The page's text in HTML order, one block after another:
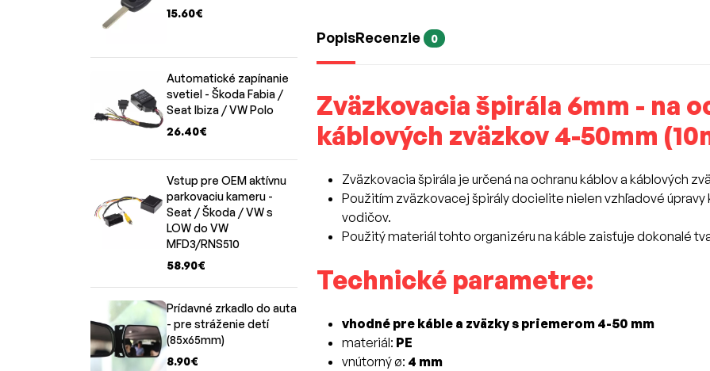
15.60€
Automatické zapínanie
svetiel - Škoda Fabia /
Seat Ibiza / VW Polo
26.40€
Vstup pre OEM aktívnu
parkovaciu kameru -
Seat / Škoda / VW s
LOW do VW
MFD3/RNS510
58.90€
Prídavné zrkadlo do auta
- pre stráženie detí
(85x65mm)
8.90€
PopisRecenzie 0
Zväzkovacia špirála 6mm - na
káblových zväzkov 4-50mm
Zväzkovacia špirála je určená na ochranu káblov a káblových
Použitím zväzkovacej špirály docielite nielen vzhľadové
vodičov.
Použitý materiál tohto organizéru na káble zaisťuje dokonalé
Technické parametre:
vhodné pre káble a zväzky s priemerom 4-50 mm
materiál: PE
vnútorný ø: 4 mm